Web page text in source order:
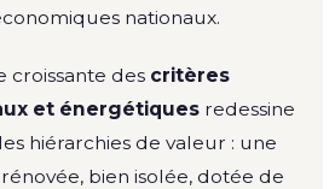
nationaux.
croissante des critères
et énergétiques redessine
hiérarchies de valeur : une
bien isolée, dotée de